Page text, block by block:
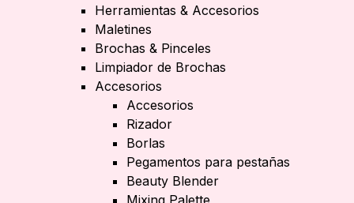
Herramientas & Accesorios
Maletines
Brochas & Pinceles
Limpiador de Brochas
Accesorios
Accesorios
Rizador
Borlas
Pegamentos para pestañas
Beauty Blender
Mixing Palette